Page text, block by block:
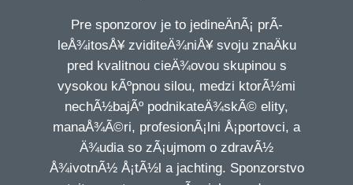
Pre sponzorov je to jedineÄnÃ¡ prÃ­
leÅ¾itosÅ¥ zviditeÄ¾niÅ¥ svoju znaÄku
pred kvalitnou cieÄ¾ovou skupinou s
vysokou kÃºpnou silou, medzi ktorÃ½mi
nechÃ½bajÃº podnikateÄ¾skÃ© elity,
manaÅ¾Ã©ri, profesionÃ¡lni Å¡portovci, a
Ä¾udia so zÃ¡ujmom o zdravÃ½
Å¾ivotnÃ½ Å¡tÃ½l a jachting. Sponzorstvo